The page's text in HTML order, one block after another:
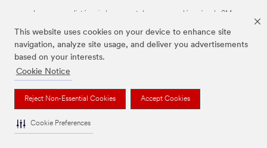
This website uses cookies on your device to enhance site
navigation, analyze site usage, and deliver you advertisements
based on your interests.
Cookie Notice
Reject Non-Essential Cookies Accept Cookies
Cookie Preferences
Les marques listées ci-dessus sont des marques déposées de 3M.